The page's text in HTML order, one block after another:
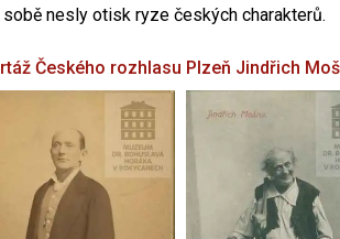
nesly otisk ryze českých charakterů.
Českého rozhlasu Plzeň Jindřich